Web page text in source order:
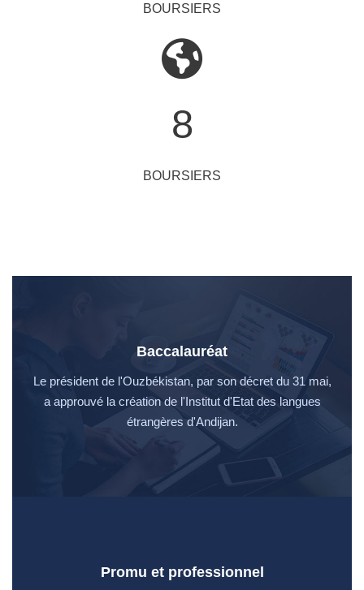
BOURSIERS
8
BOURSIERS
Baccalauréat
Le président de l'Ouzbékistan, par son décret du 31 mai,
a approuvé la création de l'Institut d'Etat des langues
étrangères d'Andijan.
Promu et professionnel